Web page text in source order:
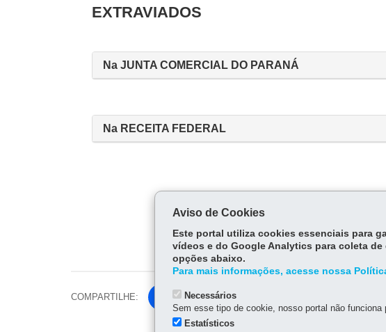
EXTRAVIADOS
Na JUNTA COMERCIAL DO PARANÁ
Na RECEITA FEDERAL
COMPARTILHE:
Fa
ce
Tw
Aviso de Cookies
Este portal utiliza cookies essenciais para
vídeos e do Google Analytics para coleta
opções abaixo.
Para mais informações, acesse nossa
Necessários
Sem esse tipo de cookie, nosso portal não
Estatísticos